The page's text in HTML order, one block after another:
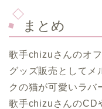
まとめ
歌手chizuさんのオ
グッズ販売としてメ
クの猫が可愛いラバ
歌手chizuさんのCD